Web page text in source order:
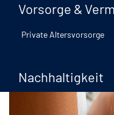
Vorsorge &
Private Altersvorsorge
Nachhaltigkeit